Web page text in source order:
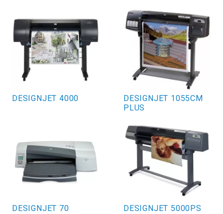
DESIGNJET 4000
DESIGNJET 70
DESIGNJET 1055CM
PLUS
DESIGNJET 5000PS